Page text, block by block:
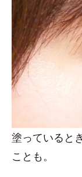
塗っていると
ことも。